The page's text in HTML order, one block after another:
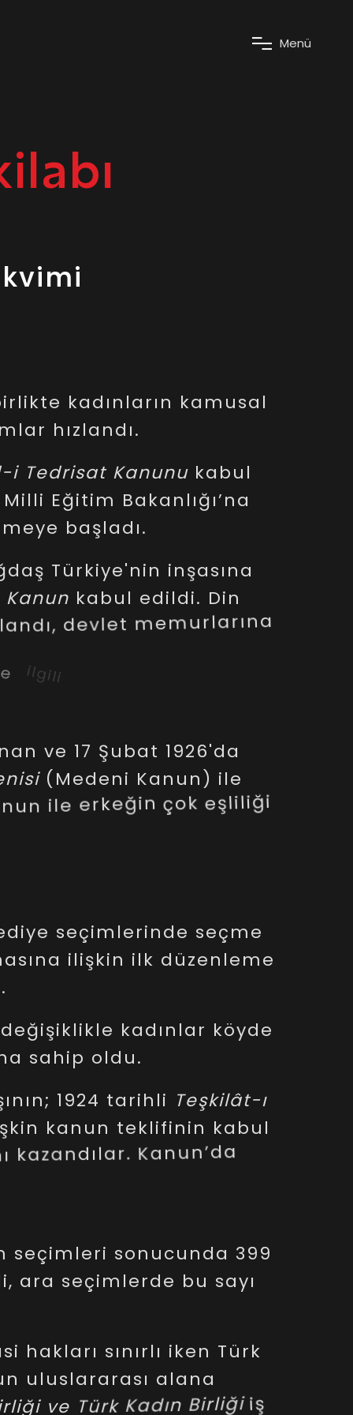
Menü
kadınların kamusal
hızlandı.
i Tedrisat Kanunu kabul
Milli Eğitim Bakanlığı’na
başladı.
Türkiye'nin inşasına
Kanun kabul edildi. Din
devlet memurlarına
ve 17 Şubat 1926'da
(Medeni Kanun) ile
ile erkeğin çok eşliliği
seçimlerinde seçme
ilişkin ilk düzenleme
değişiklikle kadınlar köyde
sahip oldu.
1924 tarihli Teşkilât-ı
kanun teklifinin kabul
kazandılar. Kanun’da
seçimleri sonucunda 399
ara seçimlerde bu sayı
hakları sınırlı iken Türk
uluslararası alana
ve Türk Kadın Birliği iş